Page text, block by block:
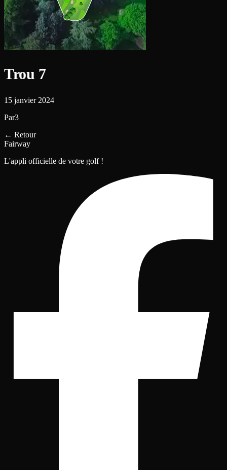
Trou 7
15 janvier 2024
Par3
← Retour
Fairway
L'appli officielle de votre golf !